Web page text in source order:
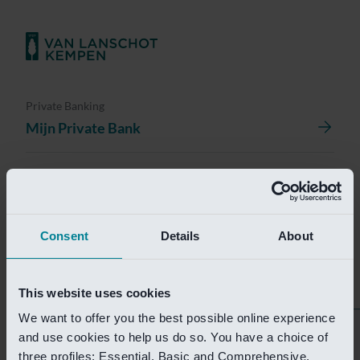
Consent Details About
This website uses cookies
We want to offer you the best possible online experience
and use cookies to help us do so. You have a choice of
three profiles: Essential, Basic and Comprehensive.
Private Banking
Mijn Private Bank
Investment Banking
Van Lanschot Kempen Research
Helaas is deze pagina